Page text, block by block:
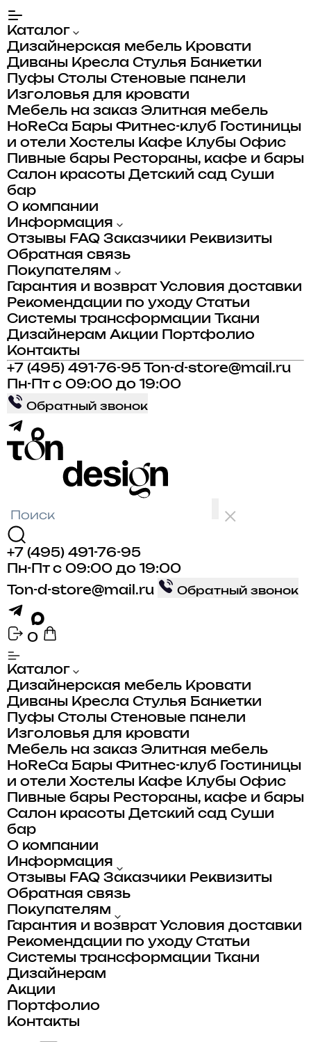
Каталог
Дизайнерская мебель Кровати
Диваны Кресла Стулья Банкетки
Пуфы Столы Стеновые панели
Изголовья для кровати
Мебель на заказ Элитная мебель
HoReCa Бары Фитнес-клуб
Гостиницы
и отели Хостелы Кафе Клубы Офис
Пивные бары Рестораны, кафе и бары
Салон красоты Детский сад Суши
бар
О компании
Информация
Отзывы FAQ Заказчики Реквизиты
Обратная связь
Покупателям
Гарантия и возврат Условия доставки
Рекомендации по уходу Статьи
Системы трансформации
Ткани
Дизайнерам Акции
Портфолио
Контакты
+7 (495) 491-76-95
Ton-d-store@mail.ru
Пн-Пт с 09:00 до 19:00
Обратный звонок
+7 (495) 491-76-95
Пн-Пт с 09:00 до 19:00
Ton-d-store@mail.ru
Обратный звонок
0
Каталог
Дизайнерская мебель Кровати
Диваны Кресла Стулья Банкетки
Пуфы Столы Стеновые панели
Изголовья для кровати
Мебель на заказ Элитная мебель
HoReCa Бары Фитнес-клуб
Гостиницы
и отели Хостелы Кафе Клубы Офис
Пивные бары Рестораны, кафе и бары
Салон красоты Детский сад Суши
бар
О компании
Информация
Отзывы FAQ Заказчики Реквизиты
Обратная связь
Покупателям
Гарантия и возврат Условия доставки
Рекомендации по уходу Статьи
Системы трансформации
Ткани
Дизайнерам
Акции
Портфолио
Контакты